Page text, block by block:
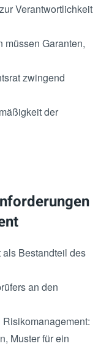
Verantwortlichkeit
müssen Garanten,
zwingend
der
Bestandteil des
an den
Muster für ein